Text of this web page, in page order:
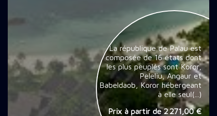
La république de Palau est
composée de 16 états dont
les plus peuplés sont Koror,
Peleliu, Angaur et
Babeldaob, Koror hébergeant
à elle seul(...)
Prix à partir de2 271,00 €